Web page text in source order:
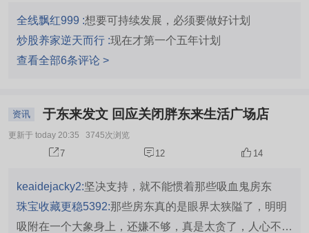
全线飘红999 :想要可持续发展，必须要做好计划
炒股养家逆天而行 :现在才第一个五年计划
查看全部6条评论 >
资讯 于东来发文 回应关闭胖东来生活广场店
更新于 today 20:35 3745次浏览
7 12 14
keaidejacky2:坚决支持，就不能惯着那些吸血鬼房东
珠宝收藏更稳5392:那些房东真的是眼界太狭隘了，明明
吸附在一个大象身上，还嫌不够，真是太贪了，人心不足